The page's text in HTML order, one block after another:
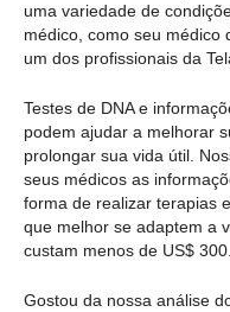
uma variedade de
médico, como seu médico
um dos profissionais da
Testes de DNA e
podem ajudar a melhorar
prolongar sua vida útil.
seus médicos as
forma de realizar terapias
que melhor se adaptem a
custam menos de US$ 300.
Gostou da nossa análise